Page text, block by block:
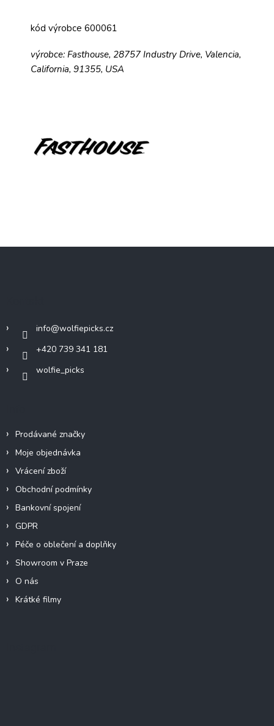
kód výrobce 600061
výrobce: Fasthouse, 28757 Industry Drive, Valencia,
California, 91355, USA
info@wolfiepicks.cz
+420 739 341 181
wolfie_picks
Prodávané značky
Moje objednávka
Vrácení zboží
Obchodní podmínky
Bankovní spojení
GDPR
Péče o oblečení a doplňky
Showroom v Praze
O nás
Krátké filmy